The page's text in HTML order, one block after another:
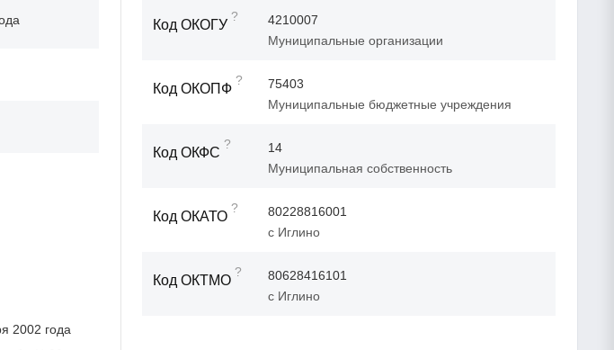
2002 года
Код ОКОГУ
?
4210007
Муниципальные организации
Код ОКОПФ
?
75403
Муниципальные бюджетные учреждения
Код ОКФС
?
14
Муниципальная собственность
Код ОКАТО
?
80228816001
с Иглино
Код ОКТМО
?
80628416101
с Иглино